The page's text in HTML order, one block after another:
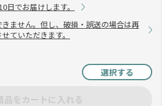
日でお届けします。
きません。但し、破損・誤送の場合は再
ていただきます。
選択する
品をカートに入れる